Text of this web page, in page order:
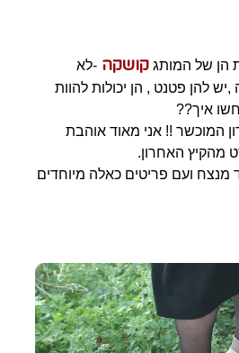
הן של המותג קושקה -לא
להן פטנט , הן יכולות להוות
איך??
המוכשר !! אני מאוד אוהבת
מהקיץ האחרון.
מנצח ועם פריטים כאלה מיוחדים